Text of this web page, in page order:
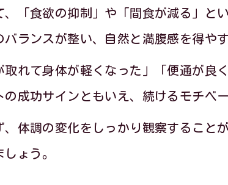
「食欲の抑制」や「間食が減る」と
ランスが整い、自然と満腹感を得や
れて身体が軽くなった」「便通が良
成功サインともいえ、続けるモチベ
体調の変化をしっかり観察すること
ょう。